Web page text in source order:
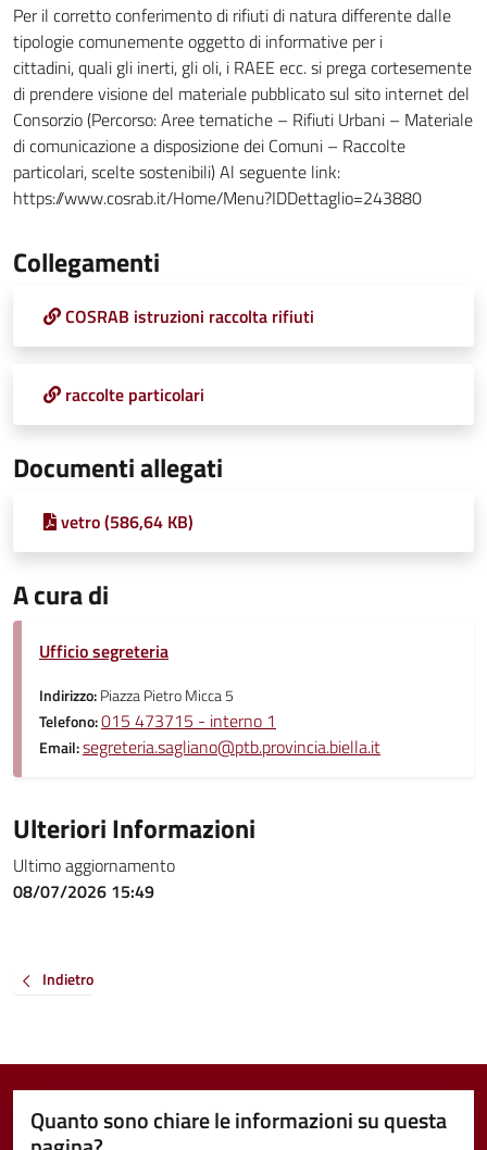
Per il corretto conferimento di rifiuti di natura differente dalle
tipologie comunemente oggetto di informative per i
cittadini, quali gli inerti, gli oli, i RAEE ecc. si prega cortesemente
di prendere visione del materiale pubblicato sul sito internet del
Consorzio (Percorso: Aree tematiche – Rifiuti Urbani – Materiale
di comunicazione a disposizione dei Comuni – Raccolte
particolari, scelte sostenibili) Al seguente link:
https://www.cosrab.it/Home/Menu?IDDettaglio=243880
Collegamenti
COSRAB istruzioni raccolta rifiuti
raccolte particolari
Documenti allegati
vetro (586,64 KB)
A cura di
Ufficio segreteria
Indirizzo:Piazza Pietro Micca 5
Telefono:015 473715 - interno 1
Email:segreteria.sagliano@ptb.provincia.biella.it
Ulteriori Informazioni
Ultimo aggiornamento
08/07/2026 15:49
Indietro
Quanto sono chiare le informazioni su questa